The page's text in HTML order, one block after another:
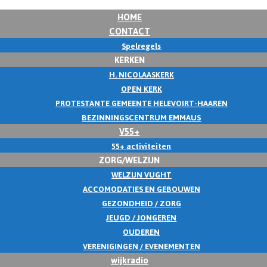
HOME
CONTACT
Spelregels
KERKEN
H. NICOLAASKERK
OPEN KERK
PROTESTANTE GEMEENTE HELEVOIRT-HAAREN
BEZINNINGSCENTRUM EMMAUS
V55+
55+ activiteiten
ZORG/WELZIJN
WELZIJN VUGHT
ACCOMODATIES EN GEBOUWEN
GEZONDHEID / ZORG
JEUGD / JONGEREN
OUDEREN
VERENIGINGEN / EVENEMENTEN
wijkradio